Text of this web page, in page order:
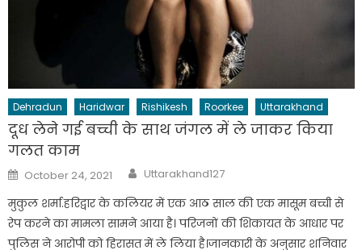
Dehradun Haridwar Rishikesh Roorkee Uttarakhand
दूध लेने गई बच्ची के साथ जंगल में ले जाकर किया
गलत काम
Posted
on
October 24, 2021 Author
Uttarakhand127
मुकुल शर्मा.हरिद्वार के कलियर में एक आठ साल की एक मासूम बच्ची से
रेप करने का मामला सामने आया है। परिजनों की शिकायत के आधार पर
पुलिस ने आरोपी को हिरासत में ले लिया है।जानकारी के अनुसार शनिवार